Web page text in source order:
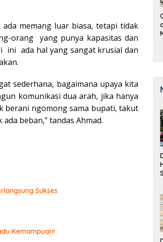
memang luar biasa, tetapi tidak
orang yang punya kapasitas dan
ini ada hal yang sangat krusial dan
sederhana, bagaimana upaya kita
komunikasi dua arah, jika hanya
berani ngomong sama bupati, takut
beban,” tandas Ahmad.
Sukses
Kemampuan!